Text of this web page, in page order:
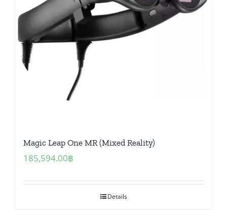
Magic Leap One MR (Mixed Reality)
185,594.00฿
Details